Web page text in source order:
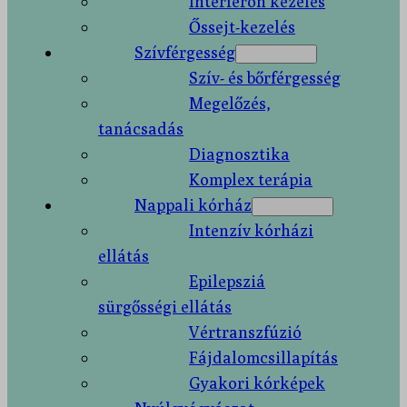
Őssejt-kezelés
Szívférgesség
Szív- és bőrférgesség
Megelőzés,
tanácsadás
Diagnosztika
Komplex terápia
Nappali kórház
Intenzív kórházi
ellátás
Epilepsziá
sürgősségi ellátás
Vértranszfúzió
Fájdalomcsillapítás
Gyakori kórképek